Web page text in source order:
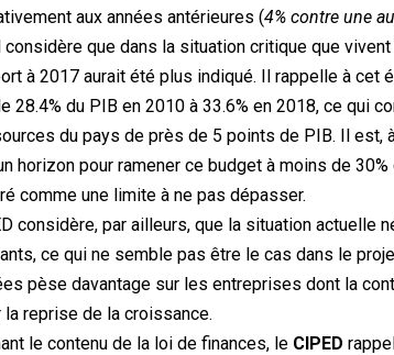
aux années antérieures (4% contre une
considère que dans la situation critique que
à 2017 aurait été plus indiqué. Il rappelle à cet
28.4% du PIB en 2010 à 33.6% en 2018, ce qui
du pays de près de 5 points de PIB. Il est,
horizon pour ramener ce budget à moins de
comme une limite à ne pas dépasser.
considère, par ailleurs, que la situation
ce qui ne semble pas être le cas dans le
pèse davantage sur les entreprises dont la
la reprise de la croissance.
le contenu de la loi de finances, le CIPED